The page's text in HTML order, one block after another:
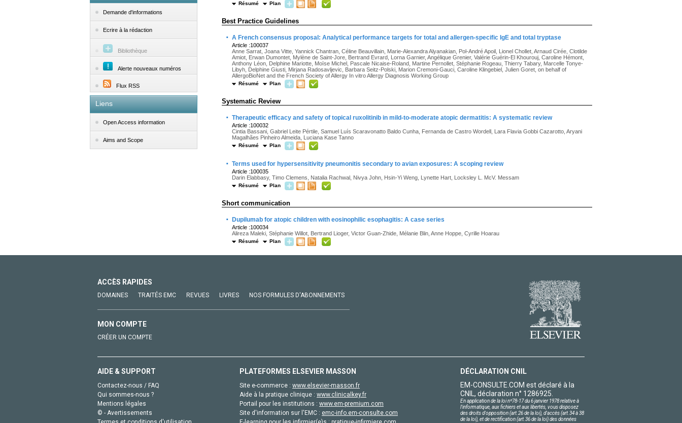
Demande d'informations
Ecrire à la rédaction
Bibliothèque
Alerte nouveaux numéros
Flux RSS
Liens
Open Access information
Aims and Scope
Résumé Plan
Best Practice Guidelines
· A French consensus proposal: Analytical performance targets for total and allergen-specific IgE and total tryptase
Article :100037
Anne Sarrat, Joana Vitte, Yannick Chantran, Céline Beauvillain, Marie-Alexandra Alyanakian, Pol-André Apoil, Lionel Chollet, Arnaud Cirée, Clotilde
Amiot, Erwan Dumontet, Mylène de Saint-Jore, Bertrand Evrard, Lorna Garnier, Angélique Grenier, Valérie Guérin-El Khourouj, Caroline Hémont,
Anthony Léon, Delphine Mariotte, Moïse Michel, Pascale Nicaise-Roland, Martine Pernollet, Stéphanie Rogeau, Thierry Tabary, Marcelle Tonye-
Libyh, Delphine Giusti, Mirjana Radosavljevic, Barbara Seitz-Polski, Marion Cremoni-Gauci, Caroline Klingebiel, Julien Goret, on behalf of
AllergoBioNet and the French Society of Allergy In vitro Allergy Diagnosis Working Group
Résumé Plan
Systematic Review
· Therapeutic efficacy and safety of topical ruxolitinib in mild-to-moderate atopic dermatitis: A systematic review
Article :100032
Cintia Bassani, Gabriel Leite Pértile, Samuel Luís Scaravonatto Baldo Cunha, Fernanda de Castro Wordell, Lara Flavia Gobbi Cazarotto, Aryani
Magalhães Pinheiro Almeida, Luciana Kase Tanno
Résumé Plan
· Terms used for hypersensitivity pneumonitis secondary to avian exposures: A scoping review
Article :100035
Darin Elabbasy, Timo Clemens, Natalia Rachwal, Nivya John, Hsin-Yi Weng, Lynette Hart, Locksley L. McV. Messam
Résumé Plan
Short communication
· Dupilumab for atopic children with eosinophilic esophagitis: A case series
Article :100034
Alireza Maleki, Stéphanie Willot, Bertrand Lioger, Victor Guan-Zhide, Mélanie Blin, Anne Hoppe, Cyrille Hoarau
Résumé Plan
ACCÈS RAPIDES
DOMAINES TRAITÉS EMC REVUES LIVRES NOS FORMULES D'ABONNEMENTS
MON COMPTE
CRÉER UN COMPTE
AIDE & SUPPORT
Contactez-nous / FAQ
Qui sommes-nous ?
Mentions légales
© - Avertissements
PLATEFORMES ELSEVIER MASSON
Site e-commerce : www.elsevier-masson.fr
Aide à la pratique clinique : www.clinicalkey.fr
Portail pour les institutions : www.em-premium.com
Site d'information sur l'EMC : emc-info.em-consulte.com
DÉCLARATION CNIL
EM-CONSULTE.COM est déclaré à la
CNIL, déclaration n° 1286925.
En application de la loi nº78-17 du 6 janvier 1978 relative à
l'informatique, aux fichiers et aux libertés, vous disposez
des droits d'opposition (art.26 de la loi), d'accès (art.34 à 38
de la loi), et de rectification (art.36 de la loi) des données